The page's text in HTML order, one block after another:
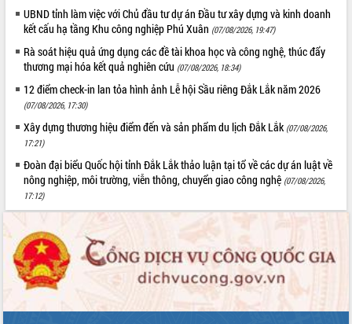
HĐND tỉnh thông qua điều chỉnh Quy
hoạch tỉnh thời kỳ 2021-2030
hoạch tỉnh Đắk Lắk thời kỳ 2021-2030,
tầm nhìn đến năm 2050
Nâng cao hiệu quả hoạt động của các
doanh nghiệp nhà nước
Hội nghị triển khai kết nối mạng
truyền số liệu chuyên dùng phục vụ cơ
quan Đảng, Nhà nước
Lễ phát động chuỗi hoạt động chung
tay làm sạch môi trường
Xã Ea Kar bước chuyển mình trong
công tác cải cách hành chính mô hình
mới
UBND tỉnh họp báo định kỳ tháng 4
năm 2026
Hội thảo khoa học “Giải pháp thúc đẩy
phát triển nền kinh tế xanh tại tỉnh
UBND tỉnh làm việc với Chủ đầu tư dự án Đầu tư xây dựng và kinh doanh
kết cấu hạ tầng Khu công nghiệp Phú Xuân (07/08/2026, 19:47)
Rà soát hiệu quả ứng dụng các đề tài khoa học và công nghệ, thúc đẩy
thương mại hóa kết quả nghiên cứu (07/08/2026, 18:34)
12 điểm check-in lan tỏa hình ảnh Lễ hội Sầu riêng Đắk Lắk năm 2026
(07/08/2026, 17:30)
Xây dựng thương hiệu điểm đến và sản phẩm du lịch Đắk Lắk (07/08/2026,
17:21)
Đoàn đại biểu Quốc hội tỉnh Đắk Lắk thảo luận tại tổ về các dự án luật về
nông nghiệp, môi trường, viễn thông, chuyển giao công nghệ (07/08/2026,
17:12)